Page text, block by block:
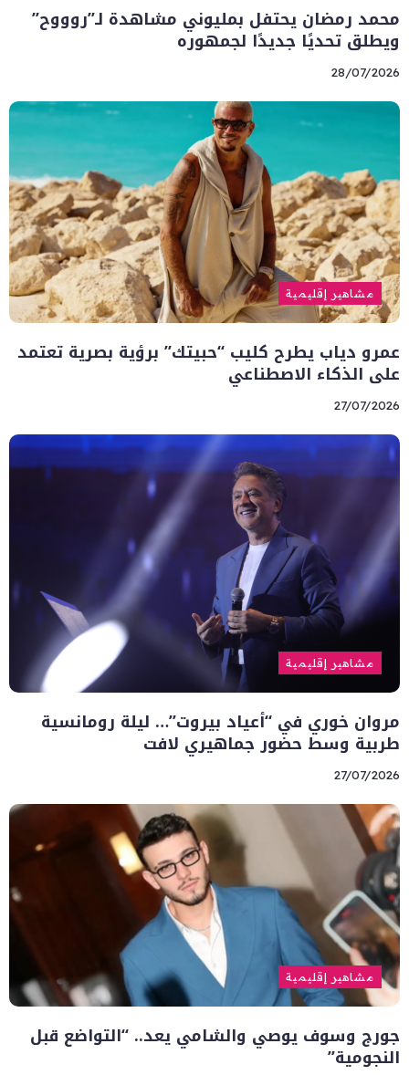
محمد رمضان يحتفل بمليوني مشاهدة لـ”روووح”
ويطلق تحديًا جديدًا لجمهوره
28/07/2026
مشاهير إقليمية
عمرو دياب يطرح كليب “حبيتك” برؤية بصرية تعتمد
على الذكاء الاصطناعي
27/07/2026
مشاهير إقليمية
مروان خوري في “أعياد بيروت”… ليلة رومانسية
طربية وسط حضور جماهيري لافت
27/07/2026
مشاهير إقليمية
جورج وسوف يوصي والشامي يعد.. “التواضع قبل
النجومية”